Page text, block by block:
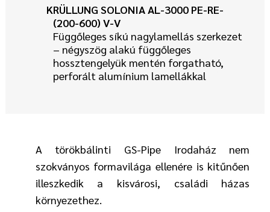
KRÜLLUNG SOLONIA AL-3000 PE-RE-
(200-600) V-V
Függőleges síkú nagylamellás szerkezet
– négyszög alakú függőleges
hossztengelyük mentén forgatható,
perforált alumínium lamellákkal
A törökbálinti GS-Pipe Irodaház nem
szokványos formavilága ellenére is kitűnően
illeszkedik a kisvárosi, családi házas
környezethez.